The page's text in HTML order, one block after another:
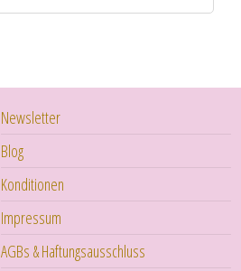
Newsletter
Blog
Konditionen
Impressum
AGBs & Haftungsausschluss